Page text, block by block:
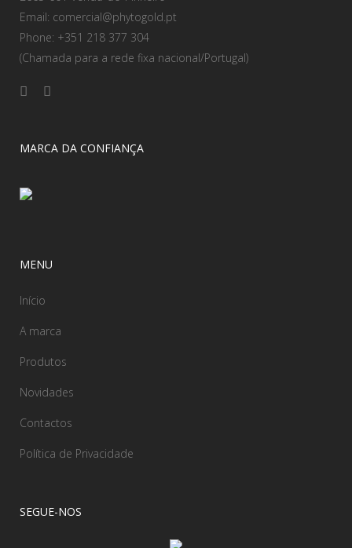
Email: comercial@phytogold.pt
Phone: +351 218 377 304
(Chamada para a rede fixa nacional/Portugal)
MARCA DA CONFIANÇA
MENU
Início
A marca
Produtos
Novidades
Contactos
Política de Privacidade
SEGUE-NOS